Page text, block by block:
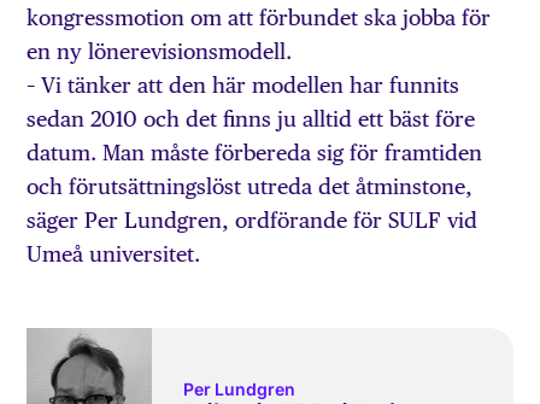
kongressmotion om att förbundet ska jobba för
en ny lönerevisionsmodell.
– Vi tänker att den här modellen har funnits
sedan 2010 och det finns ju alltid ett bäst före
datum. Man måste förbereda sig för framtiden
och förutsättningslöst utreda det åtminstone,
säger Per Lundgren, ordförande för SULF vid
Umeå universitet.
Per Lundgren